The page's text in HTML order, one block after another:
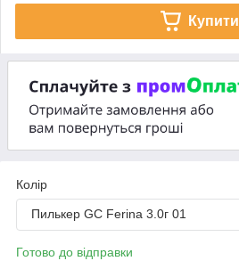
Купити
Колір
Пилькер GC Ferina 3.0г 01
Готово до відправки